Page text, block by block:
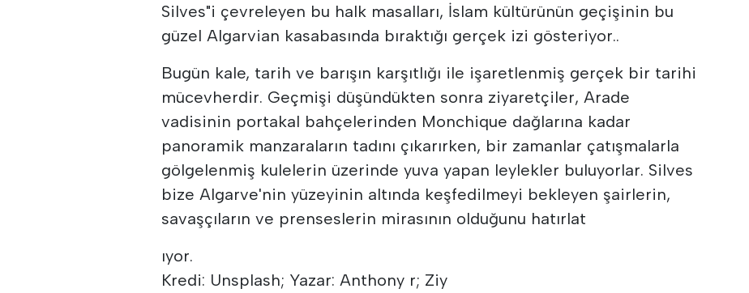
Silves"i çevreleyen bu halk masalları, İslam kültürünün geçişinin bu
güzel Algarvian kasabasında bıraktığı gerçek izi gösteriyor..
Bugün kale, tarih ve barışın karşıtlığı ile işaretlenmiş gerçek bir tarihi
mücevherdir. Geçmişi düşündükten sonra ziyaretçiler, Arade
vadisinin portakal bahçelerinden Monchique dağlarına kadar
panoramik manzaraların tadını çıkarırken, bir zamanlar çatışmalarla
gölgelenmiş kulelerin üzerinde yuva yapan leylekler buluyorlar. Silves
bize Algarve'nin yüzeyinin altında keşfedilmeyi bekleyen şairlerin,
savaşçıların ve prenseslerin mirasının olduğunu hatırlat
ıyor.
Kredi: Unsplash; Yazar: Anthony r; Ziy